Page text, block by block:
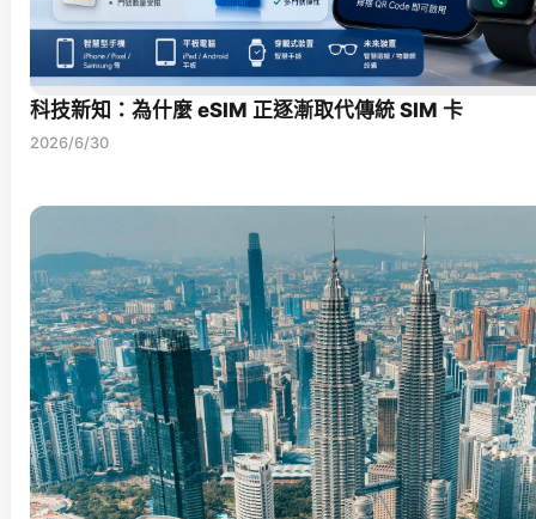
科技新知：為什麼 eSIM 正逐漸取代傳統 SIM 卡
2026/6/30